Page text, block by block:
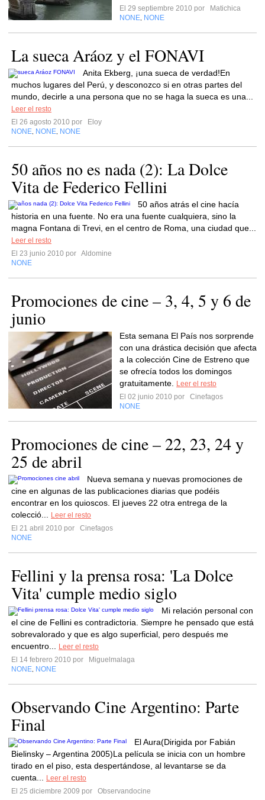
El 29 septiembre 2010 por
Matichica
NONE NONE
La sueca Aráoz y el FONAVI
Anita Ekberg, ¡una sueca de verdad!En
muchos lugares del Perú, y desconozco si en otras partes del
mundo, decirle a una persona que no se haga la sueca es una...
Leer el resto
El 26 agosto 2010 por
Eloy
NONE NONE NONE
50 años no es nada (2): La Dolce
Vita de Federico Fellini
50 años atrás el cine hacía
historia en una fuente. No era una fuente cualquiera, sino la
magna Fontana di Trevi, en el centro de Roma, una ciudad que...
Leer el resto
El 23 junio 2010 por Aldomine
NONE
Promociones de cine – 3, 4, 5 y 6 de
junio
Esta semana El País nos sorprende
con una drástica decisión que afecta
a la colección Cine de Estreno que
se ofrecía todos los domingos
gratuitamente.
Leer el resto
El 02 junio 2010 por
Cinefagos
NONE
Promociones de cine – 22, 23, 24 y
25 de abril
Nueva semana y nuevas promociones de
cine en algunas de las publicaciones diarias que podéis
encontrar en los quioscos. El jueves 22 otra entrega de la
colecció...
Leer el resto
El 21 abril 2010 por
Cinefagos
NONE
Fellini y la prensa rosa: 'La Dolce
Vita' cumple medio siglo
Mi relación personal con
el cine de Fellini es contradictoria. Siempre he pensado que está
sobrevalorado y que es algo superficial, pero después me
encuentro...
Leer el resto
El 14 febrero 2010 por
Miguelmalaga
NONE NONE
Observando Cine Argentino: Parte
Final
El Aura(Dirigida por Fabián
Bielinsky – Argentina 2005)La película se inicia con un hombre
tirado en el piso, esta despertándose, al levantarse se da
cuenta...
Leer el resto
El 25 diciembre 2009 por
Observandocine